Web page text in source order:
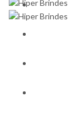
ESCRITA